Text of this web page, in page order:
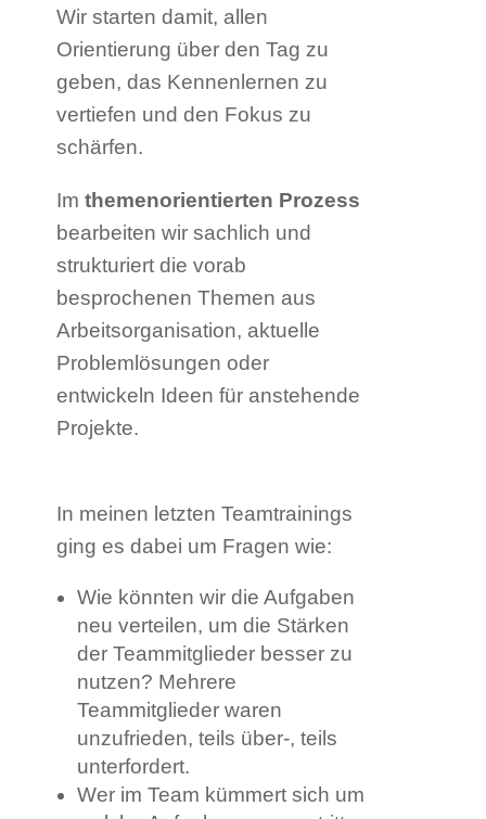
Wir starten damit, allen
Orientierung über den Tag zu
geben, das Kennenlernen zu
vertiefen und den Fokus zu
schärfen.
Im themenorientierten Prozess
bearbeiten wir sachlich und
strukturiert die vorab
besprochenen Themen aus
Arbeitsorganisation, aktuelle
Problemlösungen oder
entwickeln Ideen für anstehende
Projekte.
In meinen letzten Teamtrainings
ging es dabei um Fragen wie:
Wie könnten wir die Aufgaben
neu verteilen, um die Stärken
der Teammitglieder besser zu
nutzen? Mehrere
Teammitglieder waren
unzufrieden, teils über-, teils
unterfordert.
Wer im Team kümmert sich um